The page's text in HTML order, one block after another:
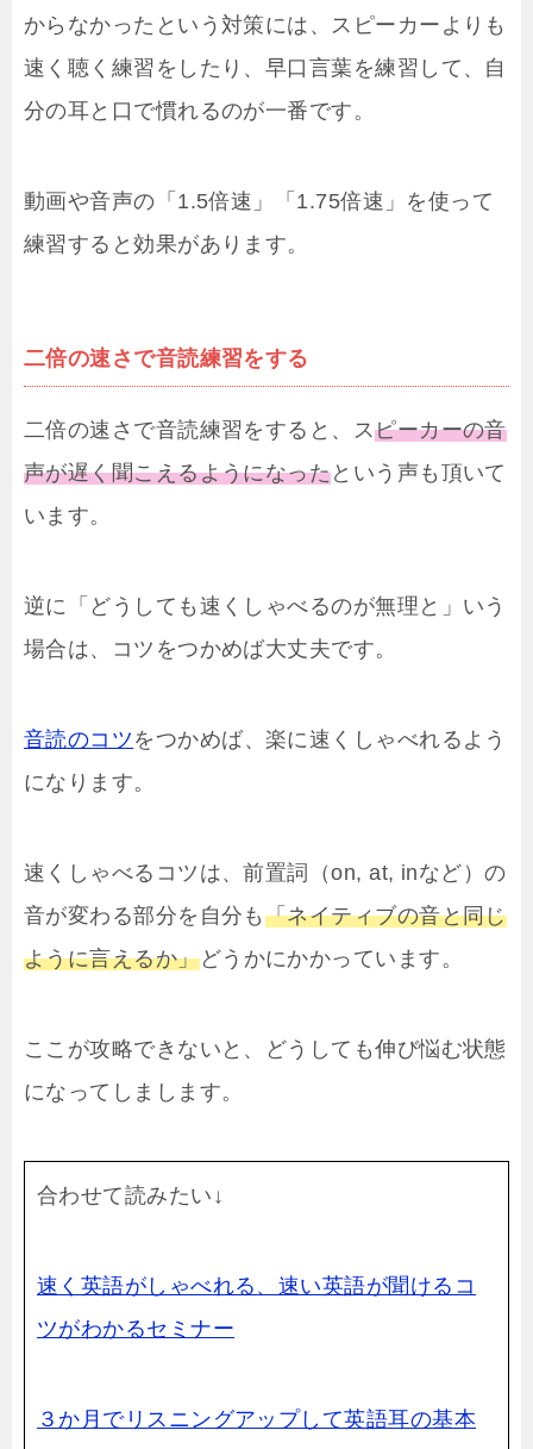
からなかったという対策には、スピーカーよりも
速く聴く練習をしたり、早口言葉を練習して、自
分の耳と口で慣れるのが一番です。
動画や音声の「1.5倍速」「1.75倍速」を使って
練習すると効果があります。
二倍の速さで音読練習をする
二倍の速さで音読練習をすると、スピーカーの音
声が遅く聞こえるようになったという声も頂いて
います。
逆に「どうしても速くしゃべるのが無理と」いう
場合は、コツをつかめば大丈夫です。
音読のコツ をつかめば、楽に速くしゃべれるよう
になります。
速くしゃべるコツは、前置詞（on, at, inなど）の
音が変わる部分を自分も 「ネイティブの音と同じ
ように言えるか」どうかにかかっています。
ここが攻略できないと、どうしても伸び悩む状態
になってしまします。
合わせて読みたい↓
速く英語がしゃべれる、速い英語が聞けるコ
ツがわかるセミナー
３か月でリスニングアップして英語耳の基本